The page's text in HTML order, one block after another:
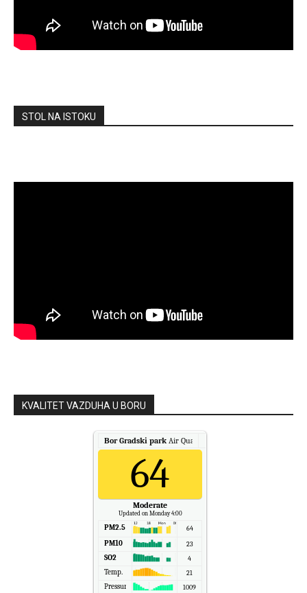
STOL NA ISTOKU
KVALITET VAZDUHA U BORU
Bor Gradski park Air Quality.
64
Moderate
Updated on Monday 4:00
PM2.5 64
PM10 23
SO2 4
Temp. 21
Pressure 1009